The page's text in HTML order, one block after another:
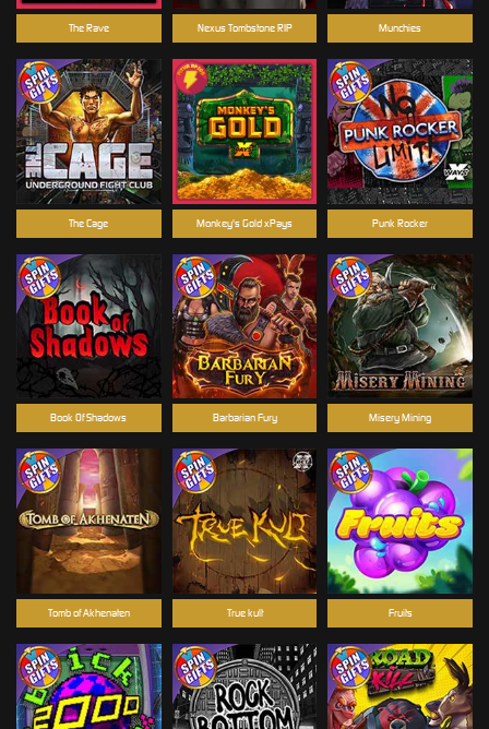
Munchies
Nexus Tombstone RIP
Book Of Shadows
The Cage Monkey's Gold xPays
Barbarian Fury
Tomb of Akhenaten Fruits
Punk Rocker
Misery Mining
True kult
The Rave